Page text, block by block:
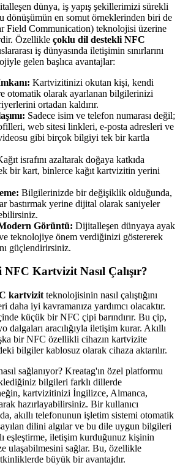
dünya, iş yapış şekillerimizi sürekli
dönüşümün en somut örneklerinden biri de
Field Communication) teknolojisi üzerine
Özellikle çoklu dil destekli NFC
iş dünyasında iletişimin sınırlarını
gelen başlıca avantajlar:
Kartvizitinizi okutan kişi, kendi
otomatik olarak ayarlanan bilgilerinizi
ortadan kaldırır.
Sadece isim ve telefon numarası değil;
web sitesi linkleri, e-posta adresleri ve
gibi birçok bilgiyi tek bir kartla
israfını azaltarak doğaya katkıda
bir kart, binlerce kağıt kartvizitin yerini
Bilgilerinizde bir değişiklik olduğunda,
bastırmak yerine dijital olarak saniyeler
Görüntü: Dijitalleşen dünyaya ayak
teknolojiye önem verdiğinizi göstererek
güçlendirirsiniz.
Kartvizit Nasıl Çalışır?
kartvizit teknolojisinin nasıl çalıştığını
daha iyi kavramanıza yardımcı olacaktır.
küçük bir NFC çipi barındırır. Bu çip,
dalgaları aracılığıyla iletişim kurar. Akıllı
bir NFC özellikli cihazın kartvizite
bilgiler kablosuz olarak cihaza aktarılır.
sağlanıyor? Kreatag'ın özel platformu
bilgileri farklı dillerde
kartvizitinizi İngilizce, Almanca,
hazırlayabilirsiniz. Bir kullanıcı
akıllı telefonunun işletim sistemi otomatik
dilini algılar ve bu dile uygun bilgileri
eşleştirme, iletişim kurduğunuz kişinin
ulaşabilmesini sağlar. Bu, özellikle
büyük bir avantajdır.